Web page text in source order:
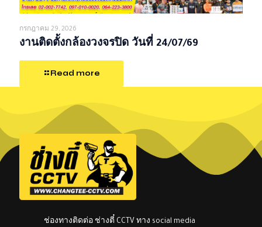
กรกฎาคม 29, 2026
งานติดตั้งกล้องวงจรปิด วันที่ 24/07/69
Read more
ช่องทางติดต่อ ช่างตี๋ CCTV ทาง social media